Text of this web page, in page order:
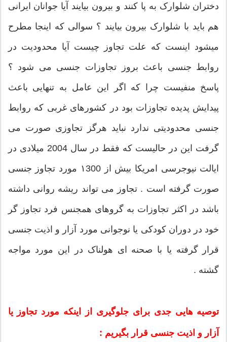
دختران شلوارک به پا کنند و بیرون بیایند آیا جوانان ایرانی
هم باید با شلوارک بیرون بیایند ؟ سوالی که اینجا مطرح
میشود اینست که علت تجاوز چیست آیا محدودیت در
روابط جنسی باعث بروز تجاوزات جنسی می شود ؟
پاسخ منفیست چرا که اگر این عامل به تنهایی باعث
پیدایش پدیده تجاوزات بود در کشورهای غربی که روابط
جنسی محدودیتی ندارد نباید هرگز تجاوزی صورت می
گرفت این در حالیست که فقط در سال 2004 میلادی در
ایالت نیوجرسی امریکا بیش از ۱300 مورد تجاوز جنسی
صورت گرفته است . تجاوز می تواند ریشه روانی داشته
باشد در اکثر تجاوزات به گروهای همجنس فرد تجاوز گر
خود در دوران کودکی یا نوجوانی مورد آزار و اذیت جنسی
قرار گرفته یا با صحنه ای هولناک در این مورد مواجه
گشته .
توصیه هایی جدی برای جلوگیری از اینکه مورد تجاوز یا
آزار و اذیت جنسی قرار بگیریم :